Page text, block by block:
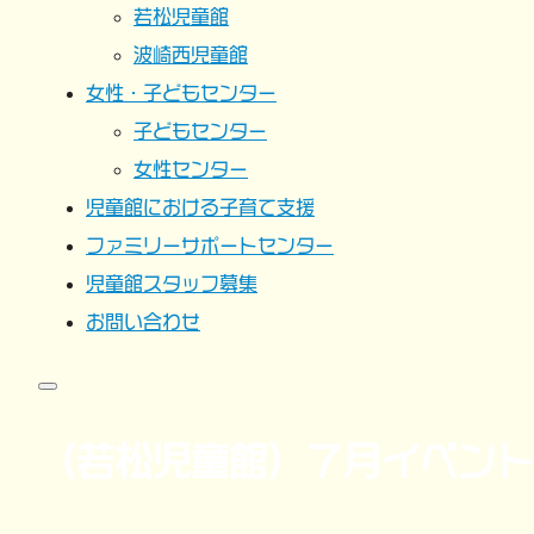
若松児童館
波崎西児童館
女性・子どもセンター
子どもセンター
女性センター
児童館における子育て支援
ファミリーサポートセンター
児童館スタッフ募集
お問い合わせ